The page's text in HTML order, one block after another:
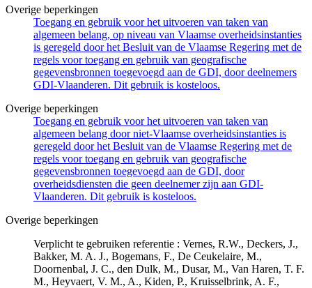
Overige beperkingen
Toegang en gebruik voor het uitvoeren van taken van
algemeen belang, op niveau van Vlaamse overheidsinstanties
is geregeld door het Besluit van de Vlaamse Regering met de
regels voor toegang en gebruik van geografische
gegevensbronnen toegevoegd aan de GDI, door deelnemers
GDI-Vlaanderen. Dit gebruik is kosteloos.
Overige beperkingen
Toegang en gebruik voor het uitvoeren van taken van
algemeen belang door niet-Vlaamse overheidsinstanties is
geregeld door het Besluit van de Vlaamse Regering met de
regels voor toegang en gebruik van geografische
gegevensbronnen toegevoegd aan de GDI, door
overheidsdiensten die geen deelnemer zijn aan GDI-
Vlaanderen. Dit gebruik is kosteloos.
Overige beperkingen
Verplicht te gebruiken referentie : Vernes, R.W., Deckers, J.,
Bakker, M. A. J., Bogemans, F., De Ceukelaire, M.,
Doornenbal, J. C., den Dulk, M., Dusar, M., Van Haren, T. F.
M., Heyvaert, V. M., A., Kiden, P., Kruisselbrink, A. F.,